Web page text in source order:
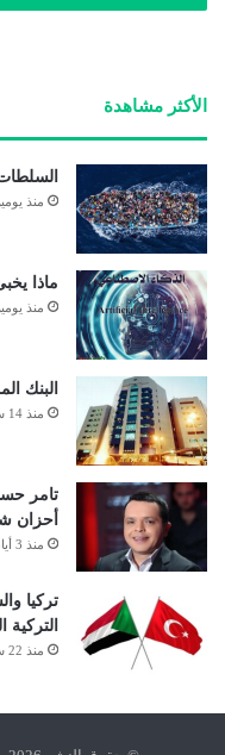
الأكثر مشاهدة
السلطات
منذ
ماذا
منذ
البنك
منذ 14 ساعة
تامر
أحزان
منذ 3 أيام
تركيا
التركية
منذ 22 ساعة